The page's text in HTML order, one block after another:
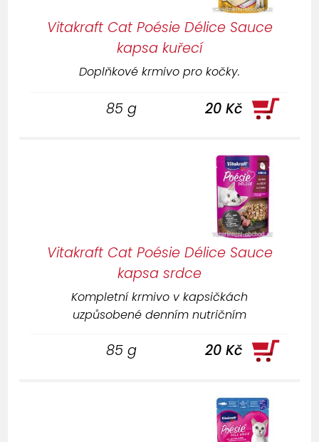
Vitakraft Cat Poésie Délice Sauce
kapsa kuřecí
Doplňkové krmivo pro kočky.
85 g 20 Kč
Vitakraft Cat Poésie Délice Sauce
kapsa srdce
Kompletní krmivo v kapsičkách
uzpůsobené denním nutričním
85 g 20 Kč